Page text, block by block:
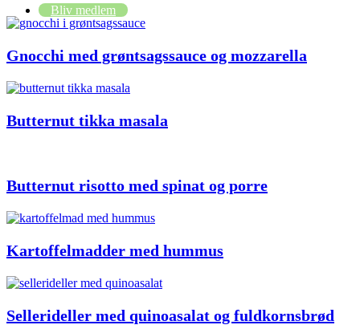
Bliv medlem
Gnocchi med grøntsagssauce og mozzarella
Butternut tikka masala
Butternut risotto med spinat og porre
Kartoffelmadder med hummus
Sellerideller med quinoasalat og fuldkornsbrød